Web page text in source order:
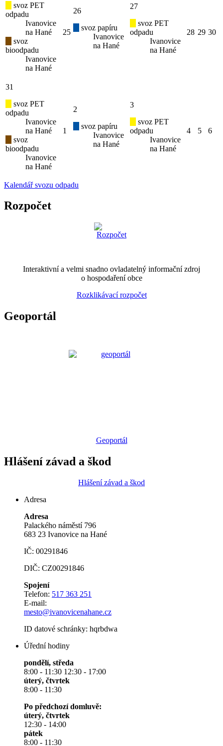
svoz PET
odpadu
Ivanovice
na Hané
svoz
bioodpadu
Ivanovice
na Hané
25
26
svoz papíru
Ivanovice
na Hané
27
svoz PET
odpadu
Ivanovice
na Hané
28 29 30
31
svoz PET
odpadu
Ivanovice
na Hané
svoz
bioodpadu
Ivanovice
na Hané
1
2
svoz papíru
Ivanovice
na Hané
3
svoz PET
odpadu
Ivanovice
na Hané
4 5 6
Kalendář svozu odpadu
Rozpočet
Interaktivní a velmi snadno ovladatelný informační zdroj
o hospodaření obce
Rozklikávací rozpočet
Geoportál
Geoportál
Hlášení závad a škod
Hlášení závad a škod
Adresa
Adresa
Palackého náměstí 796
683 23 Ivanovice na Hané
IČ: 00291846
DIČ: CZ00291846
Spojení
Telefon: 517 363 251
E-mail:
mesto@ivanovicenahane.cz
ID datové schránky: hqrbdwa
Úřední hodiny
pondělí, středa
8:00 - 11:30 12:30 - 17:00
úterý, čtvrtek
8:00 - 11:30
Po předchozí domluvě:
úterý, čtvrtek
12:30 - 14:00
pátek
8:00 - 11:30